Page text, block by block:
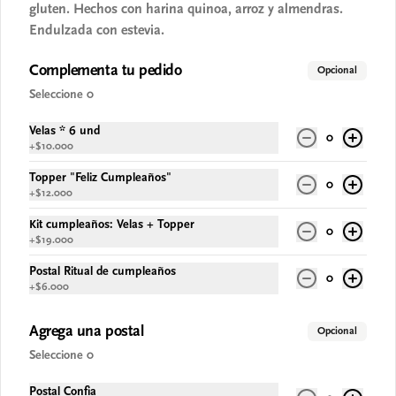
Matcha Limón Pistachos Casero
5-6 Porc. Cheesecake vegano con crema de
almendras y pistachos crocantes. Sin gluten
- Sin azucar - Vegano.
Conócenos
gluten. Hechos con harina quinoa, arroz y almendras.
Endulzada con estevia.
Complementa tu pedido Opcional
Seleccione 0
Velas * 6 und
+$10.000
0
Topper "Feliz Cumpleaños"
+$12.000
0
Kit cumpleaños: Velas + Topper
+$19.000
0
Postal Ritual de cumpleaños
+$6.000
0
Agrega una postal Opcional
Seleccione 0
Postal Confia